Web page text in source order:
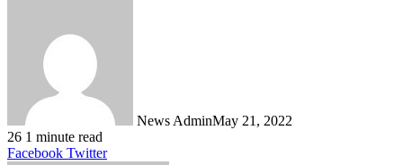
News AdminMay 21, 2022
26 1 minute read
Facebook TwitterLinkedIn
Tumblr
Pinterest
Reddit
VKontakte
Share
Print